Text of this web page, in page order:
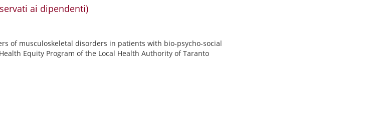
ai dipendenti)
of musculoskeletal disorders in patients with bio-psycho-social
Equity Program of the Local Health Authority of Taranto